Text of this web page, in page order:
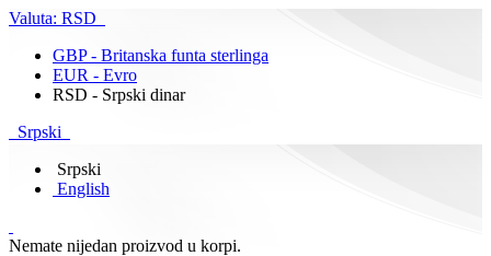
Valuta: RSD
GBP - Britanska funta sterlinga
EUR - Evro
RSD - Srpski dinar
Srpski
Srpski
English
Nemate nijedan proizvod u korpi.